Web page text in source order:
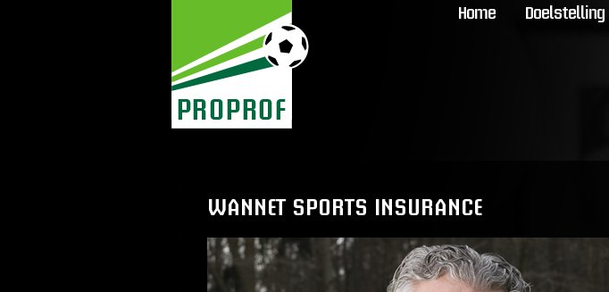
Home Doelstelling
WANNET SPORTS INSURANCE